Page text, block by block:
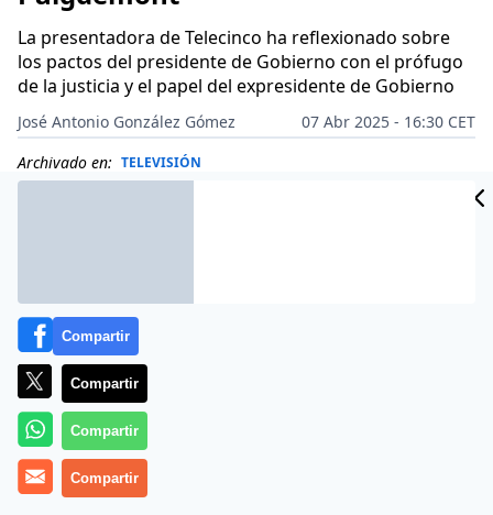
La presentadora de Telecinco ha reflexionado sobre
los pactos del presidente de Gobierno con el prófugo
de la justicia y el papel del expresidente de Gobierno
José Antonio González Gómez
07 Abr 2025 - 16:30 CET
Archivado en: TELEVISIÓN
Compartir
Compartir
Compartir
Compartir